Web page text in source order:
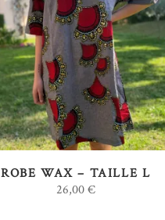
AJOUTER AU PANIER
ROBE WAX – TAILLE L
26,00€